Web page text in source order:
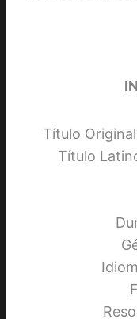
Título
Título